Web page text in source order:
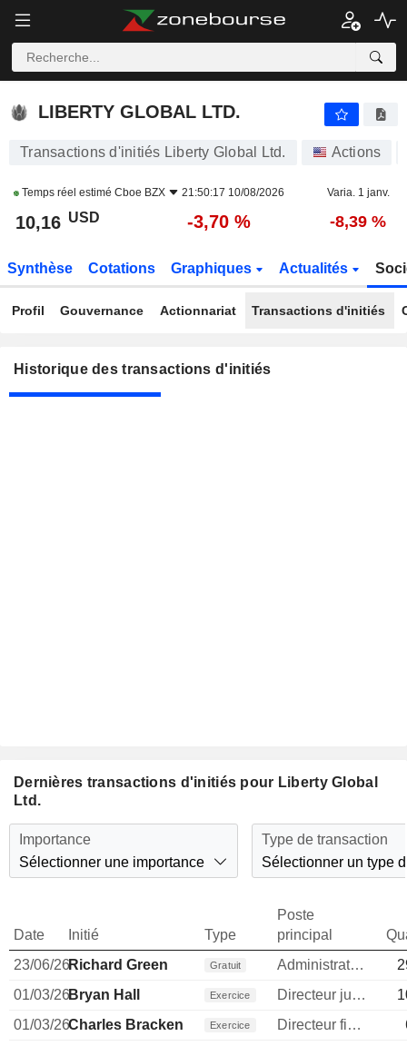
LIBERTY GLOBAL LTD.
LIBERTY GLOBAL LTD.
Transactions d'initiés Liberty Global Ltd. Actions
Temps réel estimé Cboe BZX 21:50:17 10/08/2026 Varia. 1 janv.
10,16 USD -3,70 % -8,39 %
Synthèse Cotations Graphiques Actualités
Profil Gouvernance Actionnariat Transactions d'initiés
Historique des transactions d'initiés
Dernières transactions d'initiés pour Liberty Global
Ltd.
Importance
Sélectionner une importance
Type de transaction
Sélectionner un type
Date Initié Type
Poste
principal
23/06/26Richard Green Gratuit Administrateur
01/03/26Bryan Hall Exercice Directeur juridique
01/03/26Charles Bracken Exercice Directeur financier